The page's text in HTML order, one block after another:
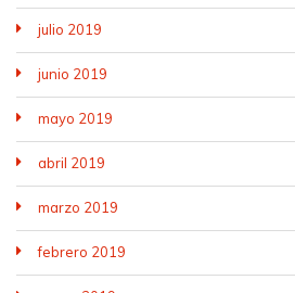
julio 2019
junio 2019
mayo 2019
abril 2019
marzo 2019
febrero 2019